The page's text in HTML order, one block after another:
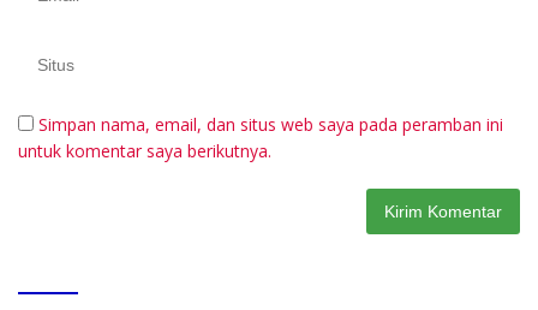
Simpan nama, email, dan situs web saya pada peramban ini
untuk komentar saya berikutnya.